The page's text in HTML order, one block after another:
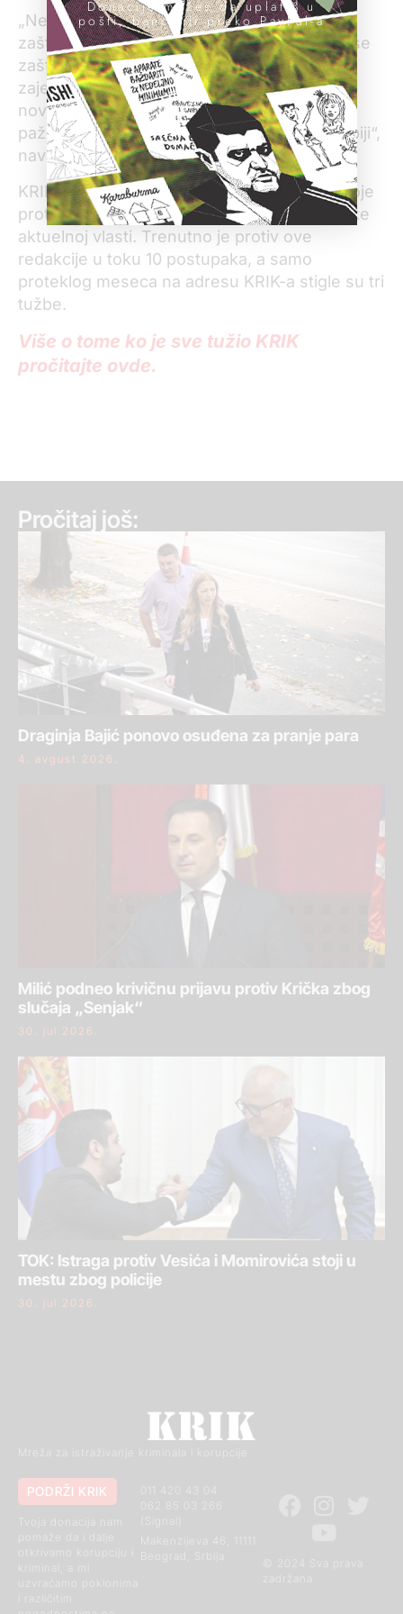
„Nezavisni mediji i novinari u Srbiji nemaju
zaštitu i nemaju kome da se obrate kako bi se
zaštitili, te stoga pozivamo međunarodnu
zajednicu i institucije, kao i međunarodne
novinarske organizacije, da reaguju i skrenu
pažnju na ovaj i druge slične slučajeve u Srbiji“,
navodi AOM.
KRIK se, podsetimo, nalazi na udaru tužbi koje
protiv njega pokreću osobe iz države ili bliske
aktuelnoj vlasti. Trenutno je protiv ove
redakcije u toku 10 postupaka, a samo
proteklog meseca na adresu KRIK-a stigle su tri
tužbe.
Više o tome ko je sve tužio KRIK
pročitajte ovde.
Pročitaj još:
Draginja Bajić ponovo osuđena za pranje para
4. avgust 2026.
Milić podneo krivičnu prijavu protiv Krička zbog
slučaja „Senjak“
30. jul 2026.
TOK: Istraga protiv Vesića i Momirovića stoji u
mestu zbog policije
30. jul 2026.
Mreža za istraživanje kriminala i korupcije
© 2024 Sva prava
011 420 43 04
Makenzijeva 46, 11111
PODRŽI KRIK
otkrivamo korupciju i
kriminal, a mi
uzvraćamo poklonima
i različitim
Donacije možeš da uplatiš u
pošti, banci ili preko PayPal-a